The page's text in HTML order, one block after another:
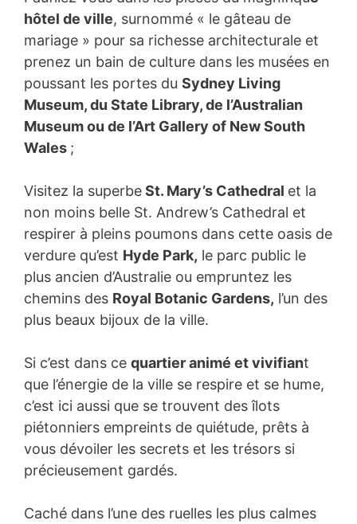
hôtel de ville, surnommé « le gâteau de
mariage » pour sa richesse architecturale et
prenez un bain de culture dans les musées en
poussant les portes du Sydney Living
Museum, du State Library, de l’Australian
Museum ou de l’Art Gallery of New South
Wales ;
Visitez la superbeSt. Mary’s Cathedral et la
non moins belle St. Andrew’s Cathedral et
respirer à pleins poumons dans cette oasis de
verdure qu’est Hyde Park, le parc public le
plus ancien d’Australie ou empruntez les
chemins des Royal Botanic Gardens, l’un des
plus beaux bijoux de la ville.
Si c’est dans ce quartier animé et vivifiant
que l’énergie de la ville se respire et se hume,
c’est ici aussi que se trouvent des îlots
piétonniers empreints de quiétude, prêts à
vous dévoiler les secrets et les trésors si
précieusement gardés.
Caché dans l’une des ruelles les plus calmes